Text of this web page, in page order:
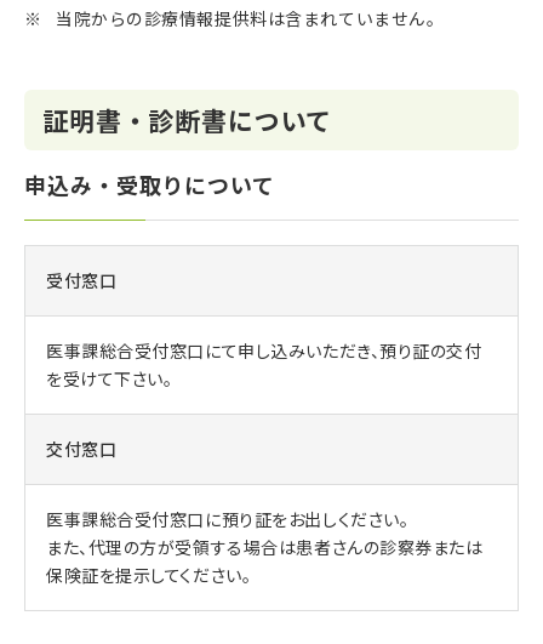
当院からの診療情報提供料は含まれていません。
証明書・診断書について
申込み・受取りについて
受付窓口
医事課総合受付窓口にて申し込みいただき、預り証の交付
を受けて下さい。
交付窓口
医事課総合受付窓口に預り証をお出しください。
また、代理の方が受領する場合は患者さんの診察券または
保険証を提示してください。